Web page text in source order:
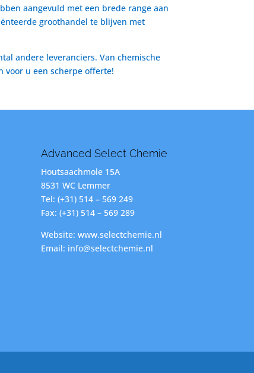
aangevuld met een brede range aan
groothandel te blijven met
andere leveranciers. Van chemische
voor u een scherpe offerte!
Advanced Select Chemie
Houtsaachmole 15A
8531 WC Lemmer
Tel: (+31) 514 – 569 249
Fax: (+31) 514 – 569 289
Website: www.selectchemie.nl
Email: info@selectchemie.nl